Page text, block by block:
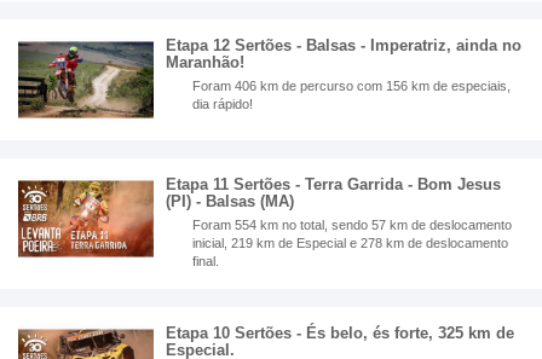
Etapa 12 Sertões - Balsas - Imperatriz, ainda no
Maranhão!
Foram 406 km de percurso com 156 km de especiais,
dia rápido!
Etapa 11 Sertões - Terra Garrida - Bom Jesus
(PI) - Balsas (MA)
Foram 554 km no total, sendo 57 km de deslocamento
inicial, 219 km de Especial e 278 km de deslocamento
final.
Etapa 10 Sertões - És belo, és forte, 325 km de
Especial.